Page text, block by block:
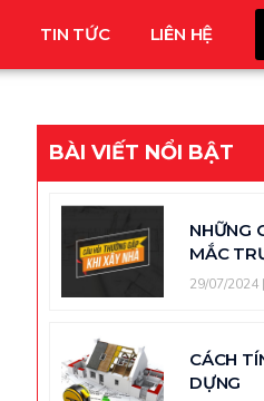
TIN TỨC LIÊN HỆ
BÀI VIẾT NỔI BẬT
NHỮNG
MẮC
29/07/2024
CÁCH
DỰNG